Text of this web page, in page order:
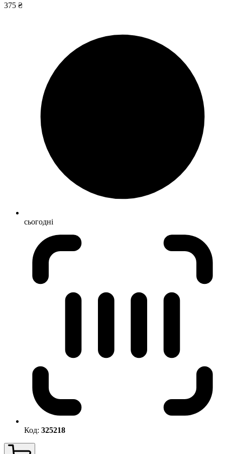
375 ₴
сьогодні
Код: 325218